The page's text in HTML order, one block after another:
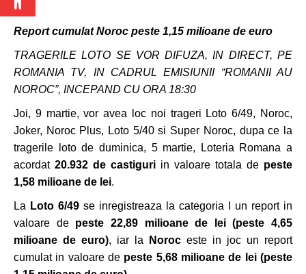
Report cumulat Noroc peste 1,15 milioane de euro
TRAGERILE LOTO SE VOR DIFUZA, IN DIRECT, PE
ROMANIA TV, IN CADRUL EMISIUNII “ROMANII AU
NOROC”, INCEPAND CU ORA 18:30
Joi, 9 martie, vor avea loc noi trageri Loto 6/49, Noroc,
Joker, Noroc Plus, Loto 5/40 si Super Noroc, dupa ce la
tragerile loto de duminica, 5 martie, Loteria Romana a
acordat 20.932 de castiguri in valoare totala de peste
1,58 milioane de lei.
La Loto 6/49 se inregistreaza la categoria I un report in
valoare de peste 22,89 milioane de lei (peste 4,65
milioane de euro), iar la Noroc este in joc un report
cumulat in valoare de peste 5,68 milioane de lei (peste